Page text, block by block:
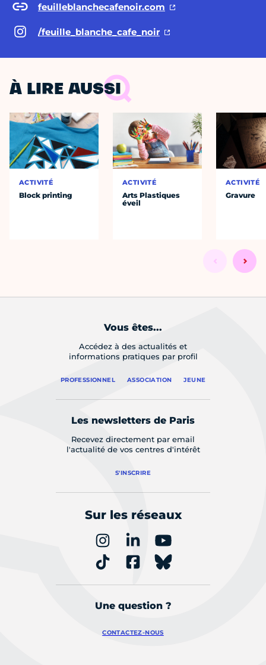
feuilleblanchecafenoir.com
/feuille_blanche_cafe_noir
À LIRE AUSSI
ACTIVITÉ
Block printing
ACTIVITÉ
Arts Plastiques
éveil
ACTIVITÉ
Gravure
Vous êtes...
Accédez à des actualités et
informations pratiques par profil
PROFESSIONNEL ASSOCIATION JEUNE
Les newsletters de Paris
Recevez directement par email
l'actualité de vos centres d'intérêt
S'INSCRIRE
Sur les réseaux
Une question ?
CONTACTEZ-NOUS